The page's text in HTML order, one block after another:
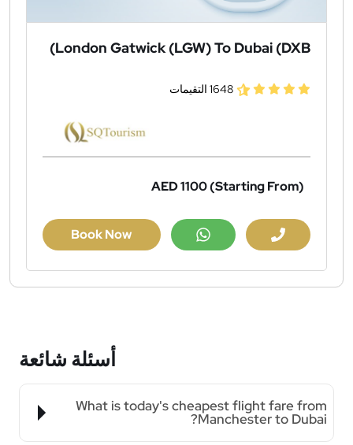
London Gatwick (LGW) To Dubai (DXB)
1648 التقيمات
AED 1100(Starting From)
Book Now
أسئلة شائعة
What is today's cheapest flight fare from
Manchester to Dubai?